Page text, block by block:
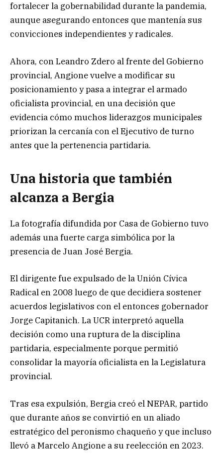
fortalecer la gobernabilidad durante la pandemia,
aunque asegurando entonces que mantenía sus
convicciones independientes y radicales.
Ahora, con Leandro Zdero al frente del Gobierno
provincial, Angione vuelve a modificar su
posicionamiento y pasa a integrar el armado
oficialista provincial, en una decisión que
evidencia cómo muchos liderazgos municipales
priorizan la cercanía con el Ejecutivo de turno
antes que la pertenencia partidaria.
Una historia que también
alcanza a Bergia
La fotografía difundida por Casa de Gobierno tuvo
además una fuerte carga simbólica por la
presencia de Juan José Bergia.
El dirigente fue expulsado de la Unión Cívica
Radical en 2008 luego de que decidiera sostener
acuerdos legislativos con el entonces gobernador
Jorge Capitanich. La UCR interpretó aquella
decisión como una ruptura de la disciplina
partidaria, especialmente porque permitió
consolidar la mayoría oficialista en la Legislatura
provincial.
Tras esa expulsión, Bergia creó el NEPAR, partido
que durante años se convirtió en un aliado
estratégico del peronismo chaqueño y que incluso
llevó a Marcelo Angione a su reelección en 2023.